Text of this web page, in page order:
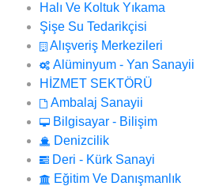
Halı Ve Koltuk Yıkama
Şişe Su Tedarikçisi
Alışveriş Merkezileri
Alüminyum - Yan Sanayii
HİZMET SEKTÖRÜ
Ambalaj Sanayii
Bilgisayar - Bilişim
Denizcilik
Deri - Kürk Sanayi
Eğitim Ve Danışmanlık